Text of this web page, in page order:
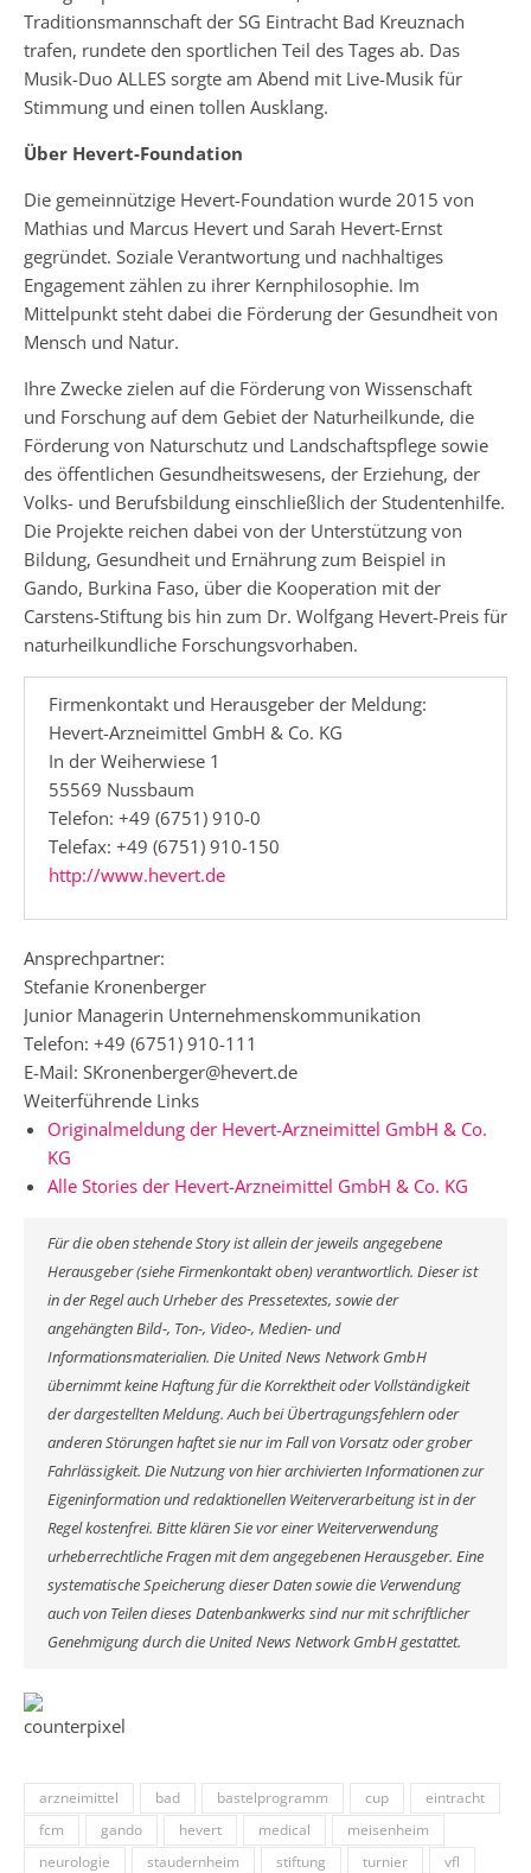
Traditionsmannschaft der SG Eintracht Bad Kreuznach
trafen, rundete den sportlichen Teil des Tages ab. Das
Musik-Duo ALLES sorgte am Abend mit Live-Musik für
Stimmung und einen tollen Ausklang.
Über Hevert-Foundation
Die gemeinnützige Hevert-Foundation wurde 2015 von
Mathias und Marcus Hevert und Sarah Hevert-Ernst
gegründet. Soziale Verantwortung und nachhaltiges
Engagement zählen zu ihrer Kernphilosophie. Im
Mittelpunkt steht dabei die Förderung der Gesundheit von
Mensch und Natur.
Ihre Zwecke zielen auf die Förderung von Wissenschaft
und Forschung auf dem Gebiet der Naturheilkunde, die
Förderung von Naturschutz und Landschaftspflege sowie
des öffentlichen Gesundheitswesens, der Erziehung, der
Volks- und Berufsbildung einschließlich der Studentenhilfe.
Die Projekte reichen dabei von der Unterstützung von
Bildung, Gesundheit und Ernährung zum Beispiel in
Gando, Burkina Faso, über die Kooperation mit der
Carstens-Stiftung bis hin zum Dr. Wolfgang Hevert-Preis für
naturheilkundliche Forschungsvorhaben.
Firmenkontakt und Herausgeber der Meldung:
Hevert-Arzneimittel GmbH & Co. KG
In der Weiherwiese 1
55569 Nussbaum
Telefon: +49 (6751) 910-0
Telefax: +49 (6751) 910-150
http://www.hevert.de
Ansprechpartner:
Stefanie Kronenberger
Junior Managerin Unternehmenskommunikation
Telefon: +49 (6751) 910-111
E-Mail: SKronenberger@hevert.de
Weiterführende Links
Originalmeldung der Hevert-Arzneimittel GmbH & Co.
KG
Alle Stories der Hevert-Arzneimittel GmbH & Co. KG
Für die oben stehende Story ist allein der jeweils angegebene
Herausgeber (siehe Firmenkontakt oben) verantwortlich. Dieser ist
in der Regel auch Urheber des Pressetextes, sowie der
angehängten Bild-, Ton-, Video-, Medien- und
Informationsmaterialien. Die United News Network GmbH
übernimmt keine Haftung für die Korrektheit oder Vollständigkeit
der dargestellten Meldung. Auch bei Übertragungsfehlern oder
anderen Störungen haftet sie nur im Fall von Vorsatz oder grober
Fahrlässigkeit. Die Nutzung von hier archivierten Informationen zur
Eigeninformation und redaktionellen Weiterverarbeitung ist in der
Regel kostenfrei. Bitte klären Sie vor einer Weiterverwendung
urheberrechtliche Fragen mit dem angegebenen Herausgeber. Eine
systematische Speicherung dieser Daten sowie die Verwendung
auch von Teilen dieses Datenbankwerks sind nur mit schriftlicher
Genehmigung durch die United News Network GmbH gestattet.
arzneimittel bad bastelprogramm cup
eintracht
fcm
gando hevert medical
meisenheim
neurologie
staudernheim stiftung turnier vfl